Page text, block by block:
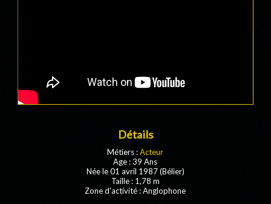
Détails
Métiers :Acteur
Age : 39 Ans
Née le 01 avril 1987 (Bélier)
Taille : 1,78 m
Zone d'activité : Anglophone